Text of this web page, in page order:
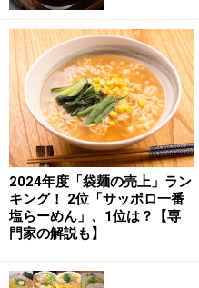
2024年度「袋麺の売上」ラン
キング！ 2位「サッポロ一番
塩らーめん」、1位は？【専
門家の解説も】